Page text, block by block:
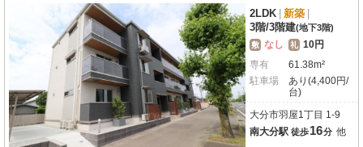
ューズインクローゼットなど設備も充実しています。徒歩5分圏内にコンビニ
があり、ドラッグストアやスーパーも徒歩圏内で日々のお買い物も便利。快適
な新生活を「JB錦町BROCADE」で始めてみませんか？ぜひ一度お問い合わせ
ください！
2LDK 新築
3階/3階建(地下3階)
敷 なし 礼 10円
専有
61.38m²
駐車場
あり(4,400円/
台)
大分市羽屋1丁目 1-9
南大分駅 徒歩16分 他